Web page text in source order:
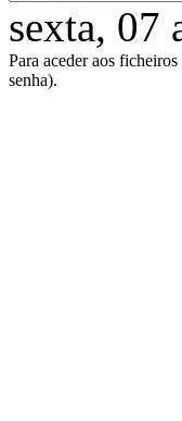
sexta, 07
Para aceder aos
senha).